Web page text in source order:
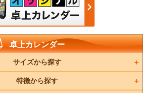
卓上カレンダー
サイズから探す
特徴から探す